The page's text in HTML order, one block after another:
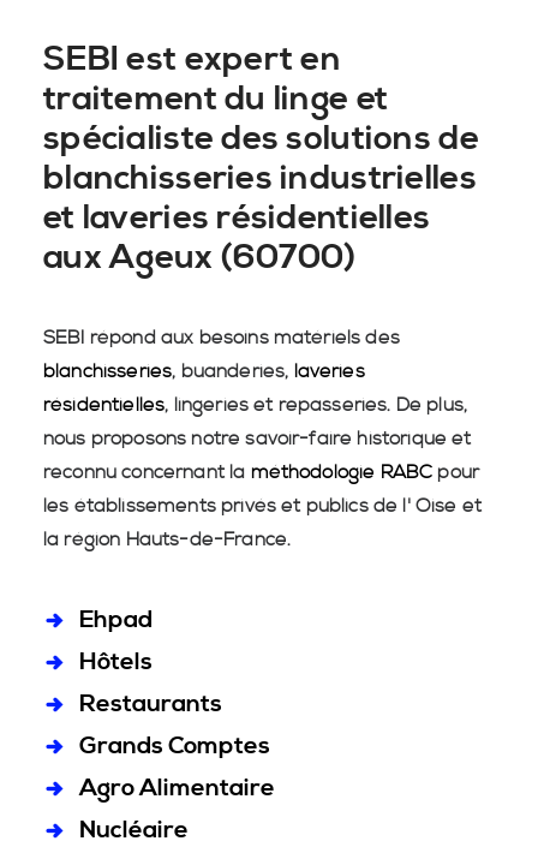
SEBI est expert en
traitement du linge et
spécialiste des solutions de
blanchisseries industrielles
et laveries résidentielles
aux Ageux (60700)
SEBI répond aux besoins matériels des
blanchisseries, buanderies, laveries
résidentielles, lingeries et repasseries. De plus,
nous proposons notre savoir-faire historique et
reconnu concernant la méthodologie RABC pour
les établissements privés et publics de l' Oise et
la région Hauts-de-France.
Ehpad
Hôtels
Restaurants
Grands Comptes
Agro Alimentaire
Nucléaire